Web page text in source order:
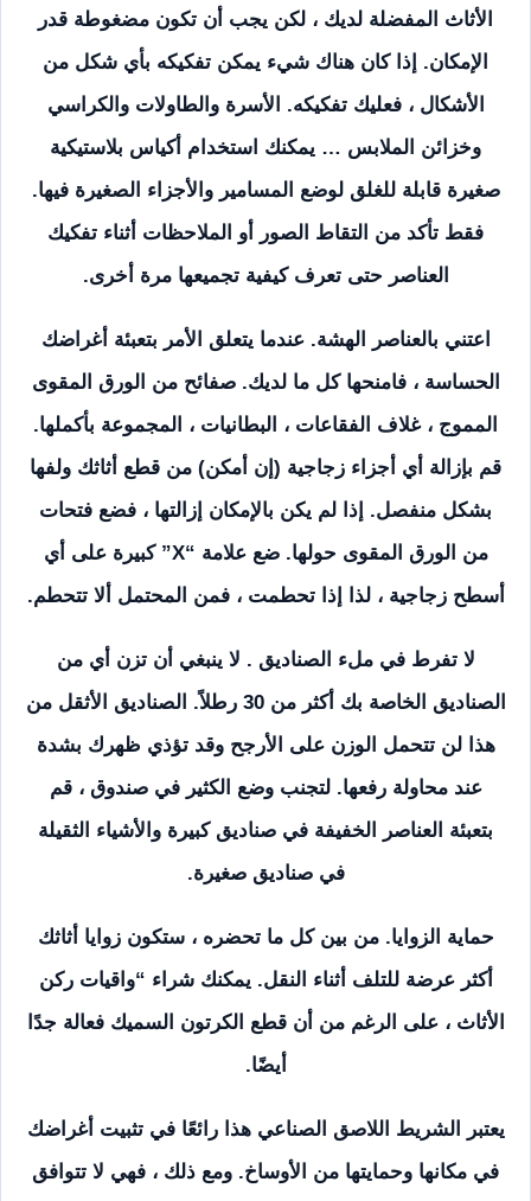
الأثاث المفضلة لديك ، لكن يجب أن تكون مضغوطة قدر
الإمكان. إذا كان هناك شيء يمكن تفكيكه بأي شكل من
الأشكال ، فعليك تفكيكه. الأسرة والطاولات والكراسي
وخزائن الملابس … يمكنك استخدام أكياس بلاستيكية
صغيرة قابلة للغلق لوضع المسامير والأجزاء الصغيرة فيها.
فقط تأكد من التقاط الصور أو الملاحظات أثناء تفكيك
العناصر حتى تعرف كيفية تجميعها مرة أخرى.
اعتني بالعناصر الهشة. عندما يتعلق الأمر بتعبئة أغراضك
الحساسة ، فامنحها كل ما لديك. صفائح من الورق المقوى
المموج ، غلاف الفقاعات ، البطانيات ، المجموعة بأكملها.
قم بإزالة أي أجزاء زجاجية (إن أمكن) من قطع أثاثك ولفها
بشكل منفصل. إذا لم يكن بالإمكان إزالتها ، فضع فتحات
من الورق المقوى حولها. ضع علامة “X” كبيرة على أي
أسطح زجاجية ، لذا إذا تحطمت ، فمن المحتمل ألا تتحطم.
لا تفرط في ملء الصناديق . لا ينبغي أن تزن أي من
الصناديق الخاصة بك أكثر من 30 رطلاً. الصناديق الأثقل من
هذا لن تتحمل الوزن على الأرجح وقد تؤذي ظهرك بشدة
عند محاولة رفعها. لتجنب وضع الكثير في صندوق ، قم
بتعبئة العناصر الخفيفة في صناديق كبيرة والأشياء الثقيلة
في صناديق صغيرة.
حماية الزوايا. من بين كل ما تحضره ، ستكون زوايا أثاثك
أكثر عرضة للتلف أثناء النقل. يمكنك شراء “واقيات ركن
الأثاث ، على الرغم من أن قطع الكرتون السميك فعالة جدًا
أيضًا.
يعتبر الشريط اللاصق الصناعي هذا رائعًا في تثبيت أغراضك
في مكانها وحمايتها من الأوساخ. ومع ذلك ، فهي لا تتوافق